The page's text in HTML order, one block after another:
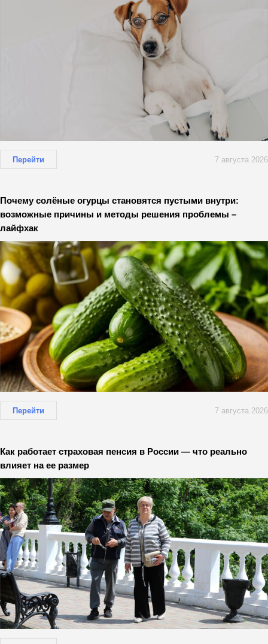
Перейти 7 августа 2026
Почему солёные огурцы становятся пустыми внутри:
возможные причины и методы решения проблемы –
лайфхак
Перейти 7 августа 2026
Как работает страховая пенсия в России — что реально
влияет на ее размер